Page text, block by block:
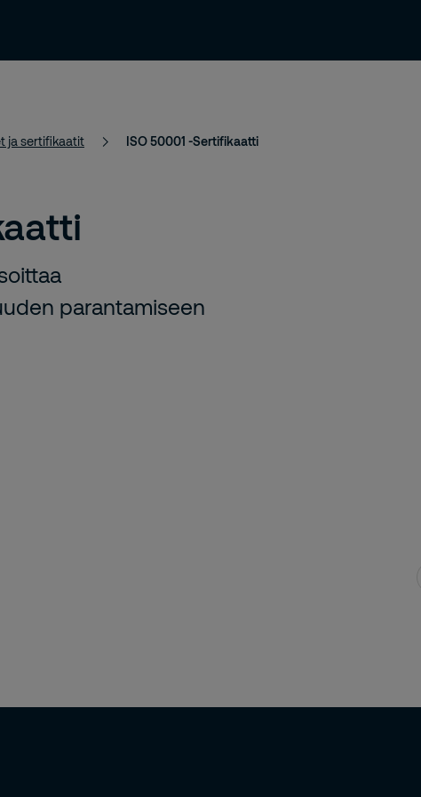
Uutiset ja julkaisut Yhteystiedot Urasivu
ja sertifikaatit ISO 50001 -Sertifikaatti
parantamiseen